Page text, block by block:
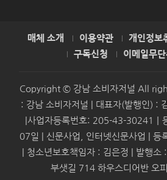
매체 소개 이용약관 개인정보
구독신청
이메일무
Copyright © 강남 소비자저널 All
: 강남 소비자저널 | 대표자(발행인) :
|사업자등록번호: 205-43-30241｜
07일 | 신문사업, 인터넷신문사업 | 등
| 청소년보호책임자 : 김은정 | 발행소
부샛길 714 하우스디어반 오